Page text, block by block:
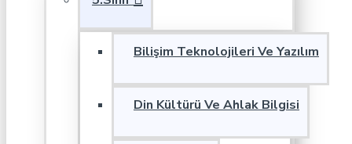
Bilişim Teknolojileri Ve Yazılım
Din Kültürü Ve Ahlak Bilgisi